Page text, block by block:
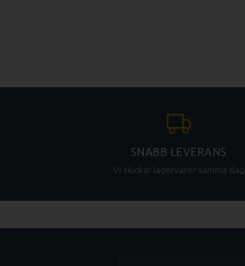
SNABB LEVERANS
Vi skickar lagervaror samma dag